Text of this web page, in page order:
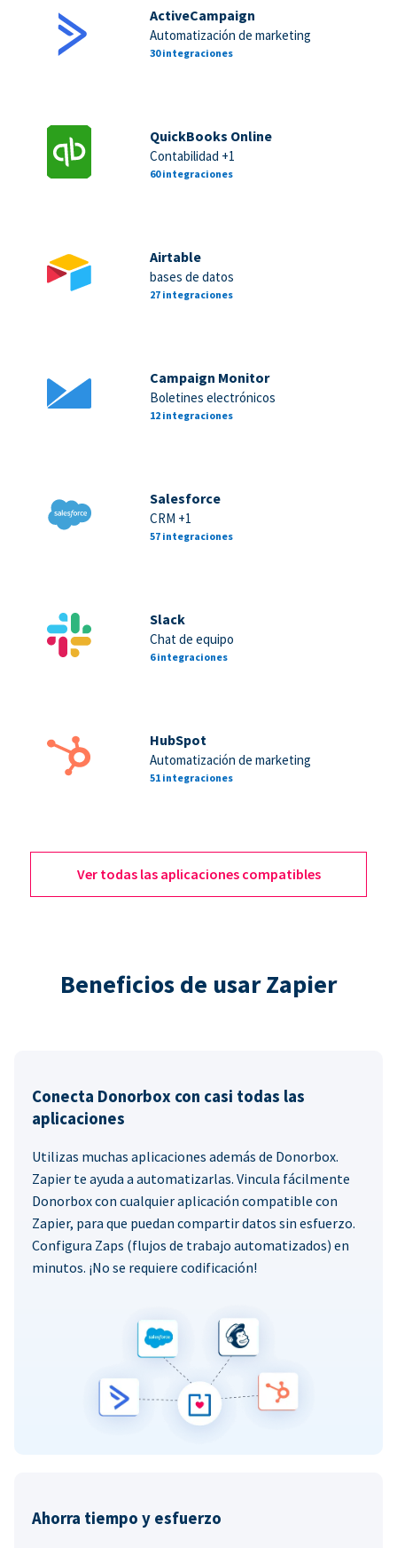
ActiveCampaign
Automatización de marketing
30 integraciones
QuickBooks Online
Contabilidad +1
60 integraciones
Airtable
bases de datos
27 integraciones
Campaign Monitor
Boletines electrónicos
12 integraciones
Salesforce
CRM +1
57 integraciones
Slack
Chat de equipo
6 integraciones
HubSpot
Automatización de marketing
51 integraciones
Ver todas las aplicaciones compatibles
Beneficios de usar Zapier
Conecta Donorbox con casi todas las
aplicaciones
Utilizas muchas aplicaciones además de Donorbox.
Zapier te ayuda a automatizarlas. Vincula fácilmente
Donorbox con cualquier aplicación compatible con
Zapier, para que puedan compartir datos sin esfuerzo.
Configura Zaps (flujos de trabajo automatizados) en
minutos. ¡No se requiere codificación!
Ahorra tiempo y esfuerzo